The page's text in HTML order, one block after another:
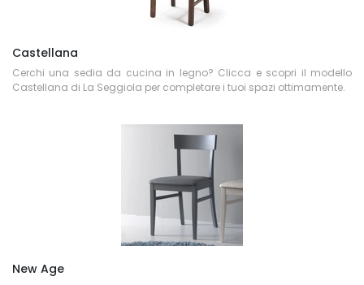
Castellana
Cerchi una sedia da cucina in legno? Clicca e scopri il modello
Castellana di La Seggiola per completare i tuoi spazi ottimamente.
New Age